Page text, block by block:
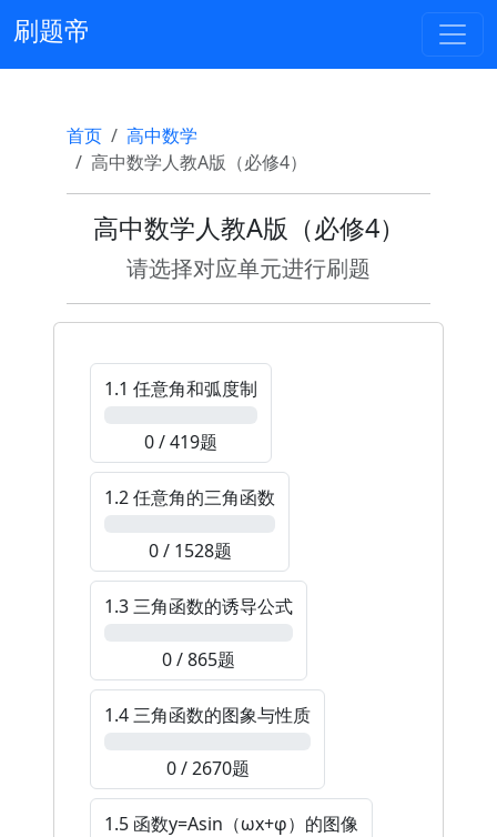
刷题帝
首页
高中数学
高中数学人教A版（必修4）
高中数学人教A版（必修4）
请选择对应单元进行刷题
1.1 任意角和弧度制
0 / 419题
1.2 任意角的三角函数
0 / 1528题
1.3 三角函数的诱导公式
0 / 865题
1.4 三角函数的图象与性质
0 / 2670题
1.5 函数y=Asin（ωx+φ）的图像